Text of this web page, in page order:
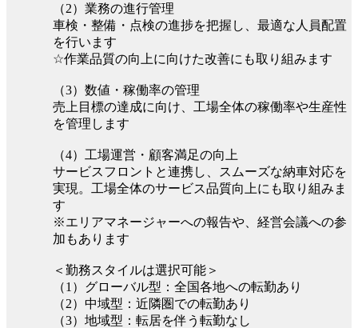
（2）業務の進行管理
車検・整備・点検の進捗を把握し、最適な人員配置
を行います
☆作業品質の向上に向けた改善にも取り組みます
（3）数値・稼働率の管理
売上目標の達成に向け、工場全体の稼働率や生産性
を管理します
（4）工場運営・顧客満足の向上
サービスフロントと連携し、スムーズな納車対応を
実現。工場全体のサービス品質向上にも取り組みま
す
※エリアマネージャーへの報告や、経営会議への参
加もあります
＜勤務スタイルは選択可能＞
（1）グローバル型：全国各地への転勤あり
（2）中域型：近隣圏での転勤あり
（3）地域型：転居を伴う転勤なし